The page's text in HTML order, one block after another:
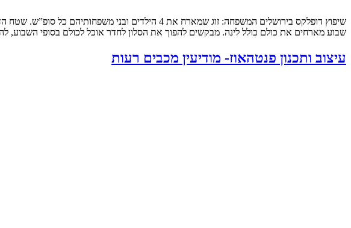
שבוע מארחים את כולם כולל לינה. מבקשים להפוך את הסלון לחדר אוכל לכולם בסופי השבוע,
עיצוב ותכנון פנטהאוז- מודיעין מכבים רעות